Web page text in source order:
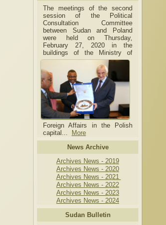
The meetings of the second
session of the Political
Consultation Committee
between Sudan and Poland
were held on Thursday,
February 27, 2020 in the
buildings of the Ministry of
Foreign Affairs in the Polish
capital...
More
News Archive
Archives News - 2019
Archives News - 2020
Archives News - 2021
Archives News - 2022
Archives News - 2023
Archives News - 2024
Sudan Bulletin